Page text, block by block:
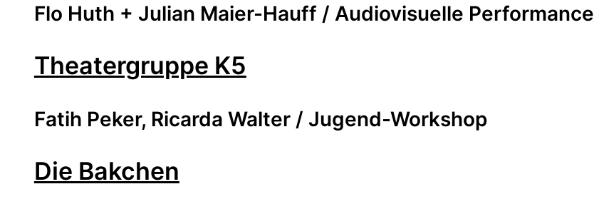
Flo Huth + Julian Maier-Hauff / Audiovisuelle Performance
Theatergruppe K5
Fatih Peker, Ricarda Walter / Jugend-Workshop
Die Bakchen